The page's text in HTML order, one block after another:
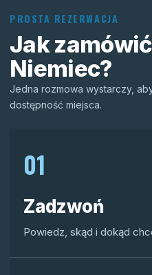
PROSTA REZERWACJA
Jak
Niemiec?
Jedna rozmowa wystarczy,
dostępność miejsca.
01
Zadzwoń
Powiedz, skąd i dokąd